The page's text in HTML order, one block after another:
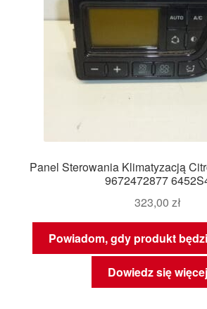
Panel Sterowania Klimatyzacją
9672472877
323,00 zł
Powiadom, gdy produkt
Dowiedz się więcej